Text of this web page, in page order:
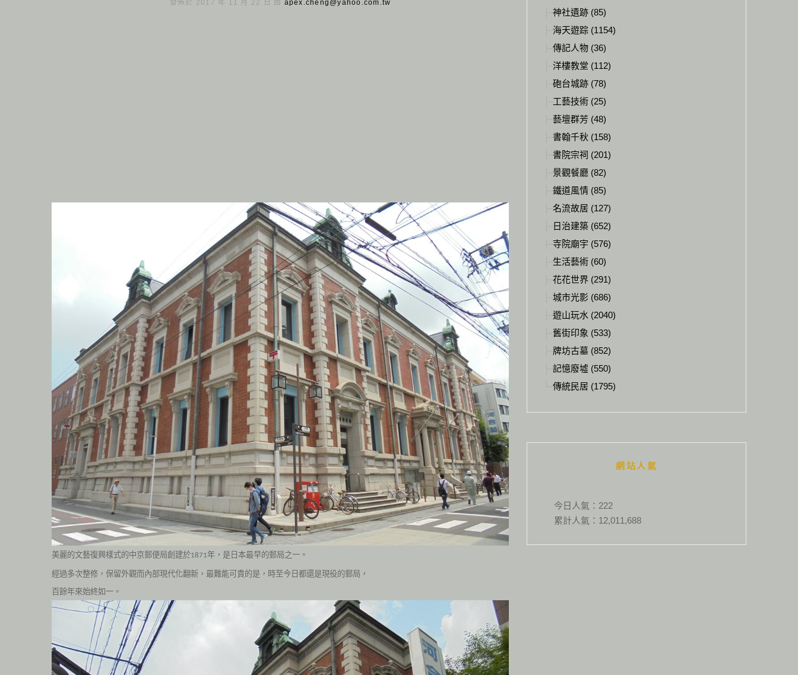
發佈於 2017 年 11 月 22 日 由 apex.cheng@yahoo.com.tw
美麗的文藝復興樣式的中京郵便局創建於1871年，是日本最早的郵局之一。
經過多次整修，保留外觀而內部現代化翻新，最難能可貴的是，時至今日都還是現役的郵局，
百餘年來始終如一。
神社遺跡 (85)
海天遊踪 (1154)
傳記人物 (36)
洋樓教堂 (112)
砲台城跡 (78)
工藝技術 (25)
藝壇群芳 (48)
書翰千秋 (158)
書院宗祠 (201)
景觀餐廳 (82)
鐵道風情 (85)
名流故居 (127)
日治建築 (652)
寺院廟宇 (576)
生活藝術 (60)
花花世界 (291)
城市光影 (686)
遊山玩水 (2040)
舊街印象 (533)
牌坊古墓 (852)
記憶廢墟 (550)
傳統民居 (1795)
網站人氣
今日人氣： 222
累計人氣： 12,011,688